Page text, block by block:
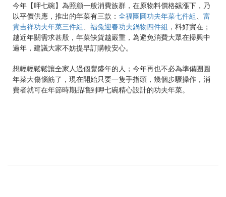
今年【呷七碗】 為照顧一般消費族群，在原物料價格飊漲下，乃
以平價供應， 推出的年菜有三款： 全福團圓功夫年菜七件組、 富
貴吉祥功夫年菜三件組、 福兔迎春功夫鍋物四件組 ，料好實在；
越近年關需求甚殷，年菜缺貨越嚴重，為避免消費大眾在掃興中
過年，建議大家不妨提早訂購較安心。
​想輕輕鬆鬆讓全家人過個豐盛年的人；今年再也不必為準備團圓
年菜大傷惱筋了，現在開始只要一隻手指頭，幾個步驟操作，消
費者就可在年節時期品嚐到呷七碗精心設計的功夫年菜。